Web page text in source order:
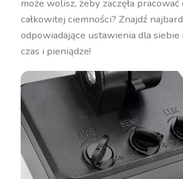
może wolisz, żeby zaczęła
całkowitej ciemności? Znajdź
odpowiadające ustawienia dla siebie
czas i pieniądze!